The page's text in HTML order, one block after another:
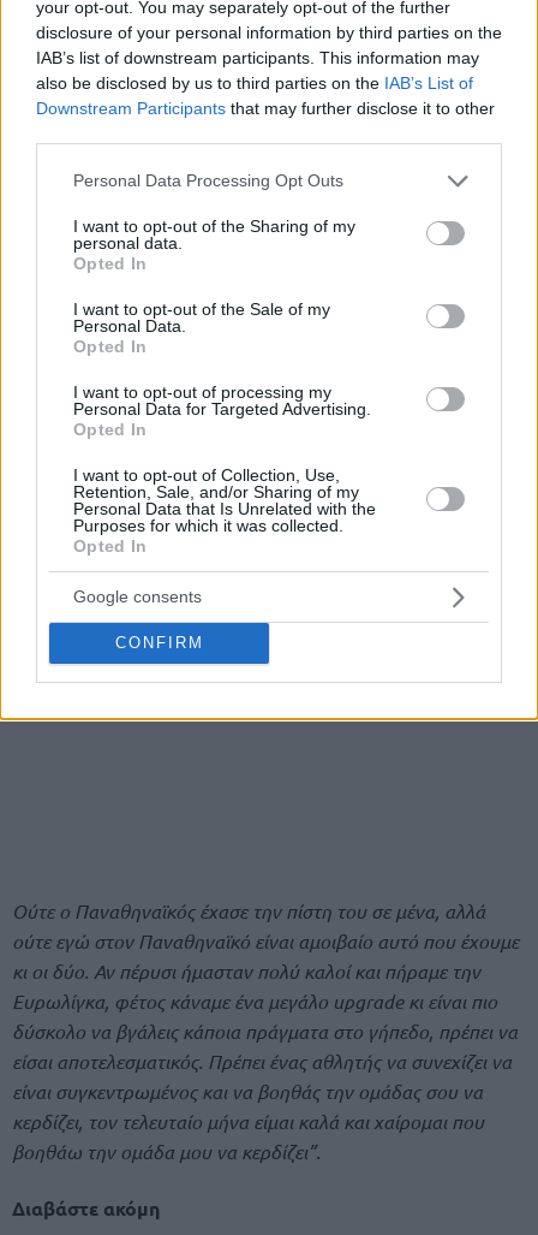
your opt-out. You may separately opt-out of the further
disclosure of your personal information by third parties on the
IAB’s list of downstream participants. This information may
also be disclosed by us to third parties on the IAB’s List of
Downstream Participants that may further disclose it to other
Please note that this website/app uses one or more Google
not limited to your visit or usage behaviour. You may click to
grant or deny consent to Google and its third-party tags to
use your data for below specified purposes in below Google
consent section.
Personal Data Processing Opt Outs
I want to opt-out of the Sharing of my
personal data.
Opted In
I want to opt-out of the Sale of my
Personal Data.
Opted In
I want to opt-out of processing my
Personal Data for Targeted Advertising.
Opted In
I want to opt-out of Collection, Use,
Retention, Sale, and/or Sharing of my
Personal Data that Is Unrelated with the
Purposes for which it was collected.
Opted In
Google consents
CONFIRM
Θέλαμε να πάρουμε τα ριμπάουντ και να δείξουμε στο τέλος
την προσωπικότητά μας με μεγάλα σουτ που βάλαμε.
Ούτε ο Παναθηναϊκός έχασε την πίστη του σε μένα, αλλά
ούτε εγώ στον Παναθηναϊκό είναι αμοιβαίο αυτό που έχουμε
κι οι δύο. Αν πέρυσι ήμασταν πολύ καλοί και πήραμε την
Ευρωλίγκα, φέτος κάναμε ένα μεγάλο upgrade κι είναι πιο
δύσκολο να βγάλεις κάποια πράγματα στο γήπεδο, πρέπει να
είσαι αποτελεσματικός. Πρέπει ένας αθλητής να συνεχίζει να
είναι συγκεντρωμένος και να βοηθάς την ομάδας σου να
κερδίζει, τον τελευταίο μήνα είμαι καλά και χαίρομαι που
βοηθάω την ομάδα μου να κερδίζει”.
Διαβάστε ακόμη